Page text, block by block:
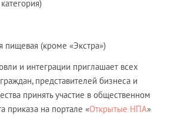
пищевая (кроме «Экстра»)
и интеграции приглашает всех
представителей бизнеса и
принять участие в общественном
приказа на портале «Открытые НПА»